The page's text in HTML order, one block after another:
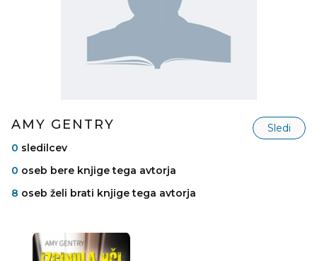
AMY GENTRY
Sledi
0 sledilcev
0 oseb bere knjige tega avtorja
8 oseb želi brati knjige tega avtorja